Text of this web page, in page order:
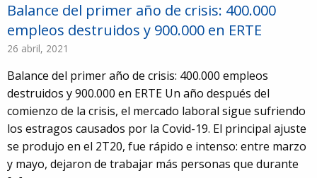
Balance del primer año de crisis: 400.000
empleos destruidos y 900.000 en ERTE
26 abril, 2021
Balance del primer año de crisis: 400.000 empleos
destruidos y 900.000 en ERTE Un año después del
comienzo de la crisis, el mercado laboral sigue sufriendo
los estragos causados por la Covid-19. El principal ajuste
se produjo en el 2T20, fue rápido e intenso: entre marzo
y mayo, dejaron de trabajar más personas que durante